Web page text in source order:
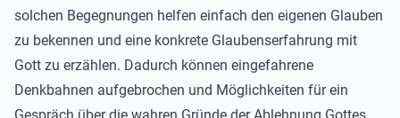
solchen Begegnungen helfen einfach den eigenen Glauben
zu bekennen und eine konkrete Glaubenserfahrung mit
Gott zu erzählen. Dadurch können eingefahrene
Denkbahnen aufgebrochen und Möglichkeiten für ein